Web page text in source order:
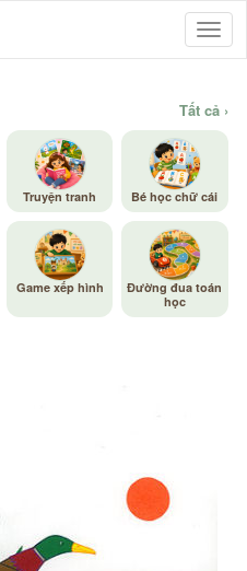
Tất cả ›
Truyện tranh Bé học chữ cái
Game xếp hình
Đường đua toán
học